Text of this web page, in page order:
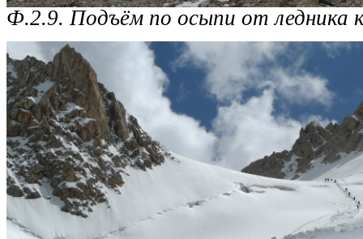
Ф.2.9. Подъём по осыпи от ледника к